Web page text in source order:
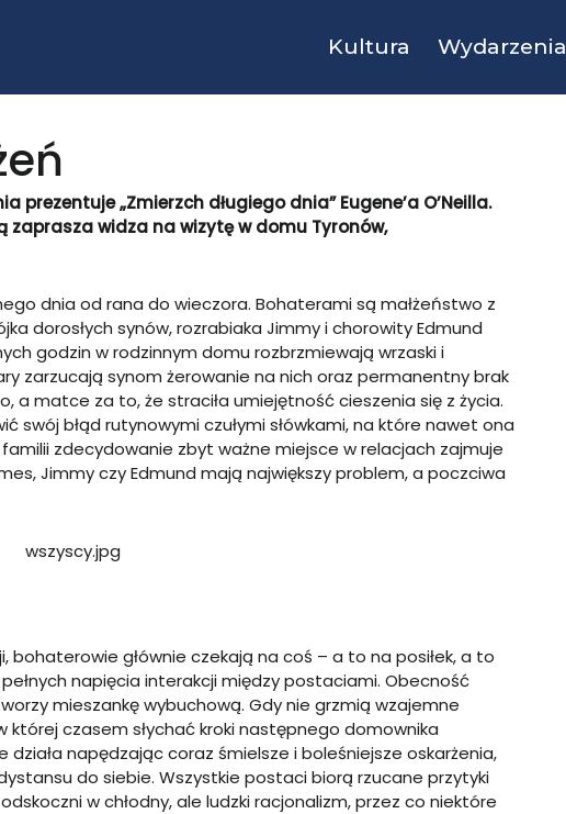
Kultura Wydarzenia
prezentuje „Zmierzch długiego dnia” Eugene’a O’Neilla.
widza na wizytę w domu Tyronów,
dnia od rana do wieczora. Bohaterami są małżeństwo z
dorosłych synów, rozrabiaka Jimmy i chorowity Edmund
godzin w rodzinnym domu rozbrzmiewają wrzaski i
zarzucają synom żerowanie na nich oraz permanentny brak
a matce za to, że straciła umiejętność cieszenia się z życia.
swój błąd rutynowymi czułymi słówkami, na które nawet ona
zdecydowanie zbyt ważne miejsce w relacjach zajmuje
Jimmy czy Edmund mają największy problem, a poczciwa
bohaterowie głównie czekają na coś – a to na posiłek, a to
napięcia interakcji między postaciami. Obecność
mieszankę wybuchową. Gdy nie grzmią wzajemne
której czasem słychać kroki następnego domownika
napędzając coraz śmielsze i boleśniejsze oskarżenia,
do siebie. Wszystkie postaci biorą rzucane przytyki
w chłodny, ale ludzki racjonalizm, przez co niektóre